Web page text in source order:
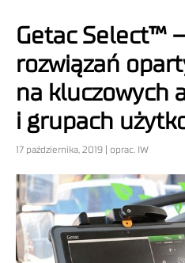
Getac Select™
rozwiązań
na kluczowych
i grupach
17 października, 2019 | oprac. IW